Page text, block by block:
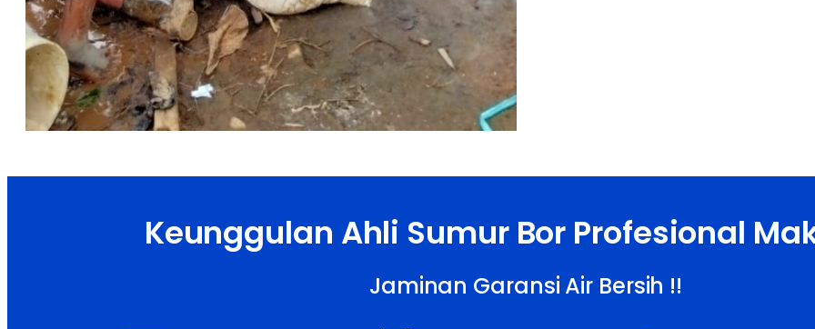
Keunggulan Ahli Sumur Bor Profesional
Jaminan Garansi Air Bersih !!